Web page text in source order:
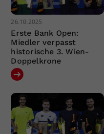
26.10.2025
Erste Bank Open:
Miedler verpasst
historische 3. Wien-
Doppelkrone